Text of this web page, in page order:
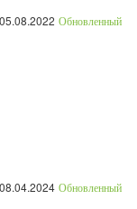
05.08.2022 Обновленный
08.04.2024 Обновленный